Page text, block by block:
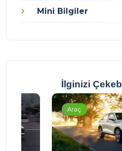
Mini Bilgiler
İlginizi
Araç